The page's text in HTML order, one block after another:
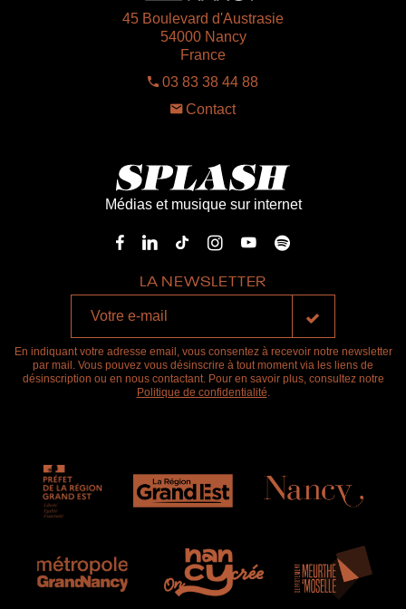
45 Boulevard d'Austrasie
54000 Nancy
France
03 83 38 44 88
Contact
Médias et musique sur internet
LA NEWSLETTER
En indiquant votre adresse email, vous consentez à recevoir notre newsletter
par mail. Vous pouvez vous désinscrire à tout moment via les liens de
désinscription ou en nous contactant. Pour en savoir plus, consultez notre
Politique de confidentialité.